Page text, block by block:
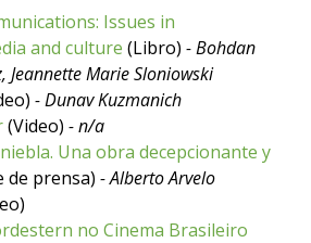
Issues in
and culture (Libro) - Bohdan
Jeannette Marie Sloniowski
- Dunav Kuzmanich
(Video) - n/a
Una obra decepcionante y
de prensa) - Alberto Arvelo
no Cinema Brasileiro